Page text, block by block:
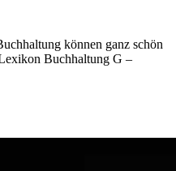
können ganz schön
Buchhaltung G –